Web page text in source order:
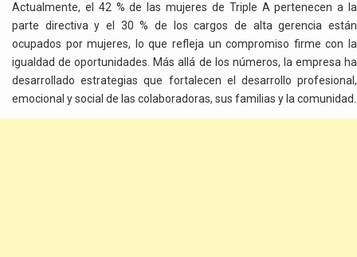
Actualmente, el 42 % de las mujeres de Triple A pertenecen a la
parte directiva y el 30 % de los cargos de alta gerencia están
ocupados por mujeres, lo que refleja un compromiso firme con la
igualdad de oportunidades. Más allá de los números, la empresa ha
desarrollado estrategias que fortalecen el desarrollo profesional,
emocional y social de las colaboradoras, sus familias y la comunidad.